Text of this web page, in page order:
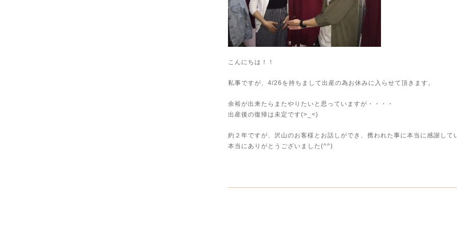
こんにちは！！
私事ですが、4/26を持ちまして出産の為お休みに入らせて頂きます。
余裕が出来たらまたやりたいと思っていますが・・・・
出産後の復帰は未定です(>_<)
約２年ですが、沢山のお客様とお話しができ、携われた事に本当に感謝して
本当にありがとうございました(^^)